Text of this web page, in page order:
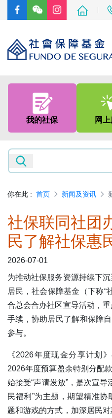
关于
表格
我的社保 网
你在此 : 首页 新闻及资讯
社保联同社团
民了解社保惠
2026-07-01
为推动社保服务资源持续下
居民，社会保障基金（下称“
合总会合办社区宣导活动，
手续，协助居民了解和保障
参与。
《2026年度现金分享计划
2026年度预算盈余特别分配
始接受“声请发放”，是次宣
民福利”为主题，期望精准
题和游戏的方式，加深居民